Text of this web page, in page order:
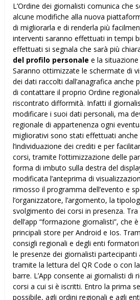
L’Ordine dei giornalisti comunica che
alcune modifiche alla nuova
di migliorarla e di renderla più
interventi saranno effettuati in tempi
effettuati si segnala che sarà più
del profilo personale e la situazione
Saranno ottimizzate le schermate di
dei dati raccolti dall’anagrafica anche
di contattare il proprio Ordine
riscontrato difformità. Infatti il
modificare i suoi dati personali, ma
regionale di appartenenza ogni
migliorativi sono stati effettuati
l’individuazione dei crediti e per
corsi, tramite l’ottimizzazione delle
forma di imbuto sulla destra del
modificata l’anteprima di
rimosso il programma dell’evento e
l’organizzatore, l’argomento, la
svolgimento dei corsi in presenza. Tra
dell’app “formazione giornalisti”, che
principali store per Android e Ios.
consigli regionali e degli enti
le presenze dei giornalisti partecipanti
tramite la lettura del QR Code o con
barre. L’App consente ai giornalisti di
corsi a cui si è iscritti. Entro la prima
possibile, agli ordini regionali e agli